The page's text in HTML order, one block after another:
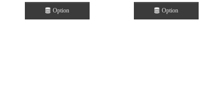
Option Option